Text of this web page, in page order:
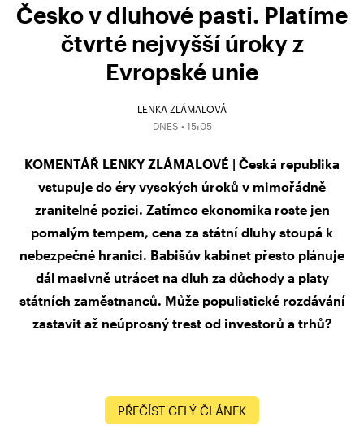
Česko v dluhové pasti. Platíme
čtvrté nejvyšší úroky z
Evropské unie
LENKA ZLÁMALOVÁ
DNES • 15:05
KOMENTÁŘ LENKY ZLÁMALOVÉ | Česká republika
vstupuje do éry vysokých úroků v mimořádně
zranitelné pozici. Zatímco ekonomika roste jen
pomalým tempem, cena za státní dluhy stoupá k
nebezpečné hranici. Babišův kabinet přesto plánuje
dál masivně utrácet na dluh za důchody a platy
státních zaměstnanců. Může populistické rozdávání
zastavit až neúprosný trest od investorů a trhů?
PŘEČÍST CELÝ ČLÁNEK